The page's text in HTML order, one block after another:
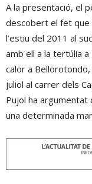
A la presentació, el
descobert el fet que
l’estiu del 2011 al
amb ell a la tertúlia
calor a
juliol al carrer dels
Pujol ha argumentat
una determinada